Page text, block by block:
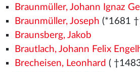
Braunmüller, Johann Ignaz
Braunmüller, Joseph (*1681
Braunsberg, Jakob
Brautlach, Johann Felix
Brecheisen, Leonhard (